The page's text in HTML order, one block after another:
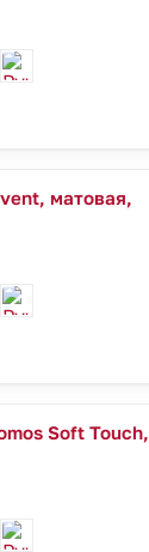
матовая,
Soft Touch,